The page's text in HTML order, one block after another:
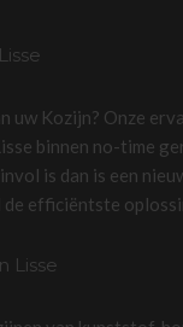
uw Kozijn? Onze
binnen no-time
is dan is een
efficiëntste
Lisse